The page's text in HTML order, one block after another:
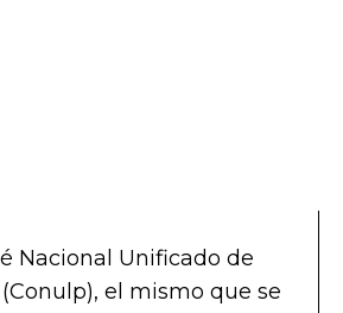
Nacional Unificado de
el mismo que se